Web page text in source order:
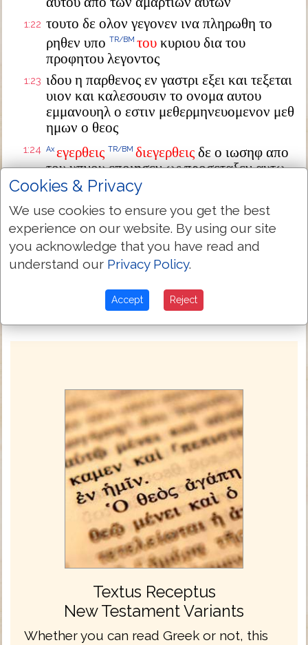
1:22 τουτο δε ολον γεγονεν ινα πληρωθη το
ρηθεν υπο TR/BM του κυριου δια του
προφητου λεγοντος
1:23 ιδου η παρθενος εν γαστρι εξει και τεξεται
υιον και καλεσουσιν το ονομα αυτου
εμμανουηλ ο εστιν μεθερμηνευομενον μεθ
ημων ο θεος
1:24 Ax εγερθεις TR/BM διεγερθεις δε ο ιωσηφ απο
του υπνου εποιησεν ως προσεταξεν αυτω
ο αγγελος κυριου και παρελαβεν την
και ουκ εγινωσκεν αυτην εως ου ετεκεν
τονυιον αυτης τον
πρωτοτοκον και εκαλεσεν το ονομα αυτου
ιησουν
Next Chapter »
Textus Receptus
New Testament Variants
Whether you can read Greek or not, this
Cookies & Privacy
We use cookies to ensure you get the best
experience on our website. By using our site
you acknowledge that you have read and
understand our Privacy Policy.
Accept Reject